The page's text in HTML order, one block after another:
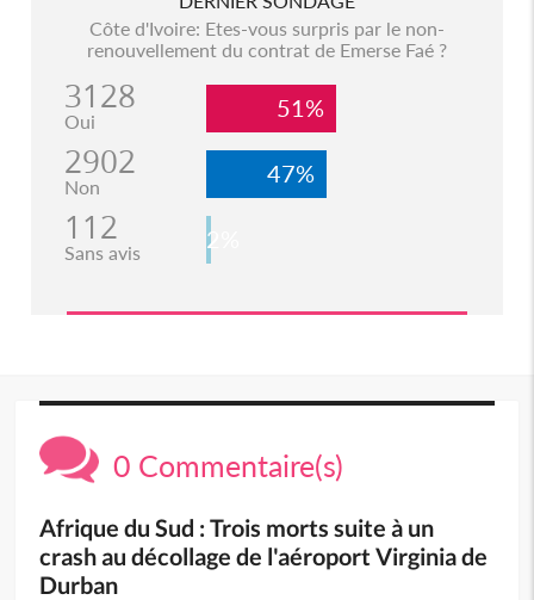
Côte d'Ivoire: Etes-vous surpris par le non-
renouvellement du contrat de Emerse Faé ?
3128
Oui 51%
2902
Non 47%
112
Sans avis 2%
0 Commentaire(s)
Afrique du Sud : Trois morts suite à un
crash au décollage de l'aéroport Virginia de
Durban